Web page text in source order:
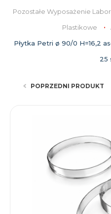
Pozostałe Wyposażenie
Plastikowe
Płytka Petri ø 90/0 H=16,2
25
POPRZEDNI PRODUKT